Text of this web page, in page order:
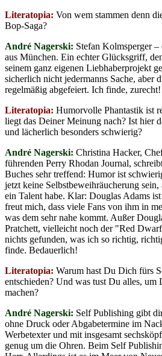
Literatopia: Von wem stammen denn
Bop-Saga?
André Nagerski: Stefan Kolmsperger
aus München. Ein echter Glücksgriff,
seinem ganz eigenen Liebhaberprojekt
sicherlich nicht jedermanns Sache, aber
regelmäßig abgefeiert. Ich finde, zurecht!
Literatopia: Humorvolle Phantastik ist
liegt das Deiner Meinung nach? Ist hier
und lächerlich besonders schwierig?
André Nagerski: Christina Hacker,
führenden Perry Rhodan Journal,
Buches sehr treffend: Humor ist
jetzt keine Selbstbeweihräucherung sein,
ein Talent habe. Klar: Douglas Adams
freut mich, dass viele Fans von ihm in
was dem sehr nahe kommt. Außer
Pratchett, vielleicht noch der "Red
nichts gefunden, was ich so richtig,
finde. Bedauerlich!
Literatopia: Warum hast Du Dich fürs
entschieden? Und was tust Du alles, um
machen?
André Nagerski: Self Publishing gibt
ohne Druck oder Abgabetermine im
Werbetexter und mit insgesamt
genug um die Ohren. Beim Self